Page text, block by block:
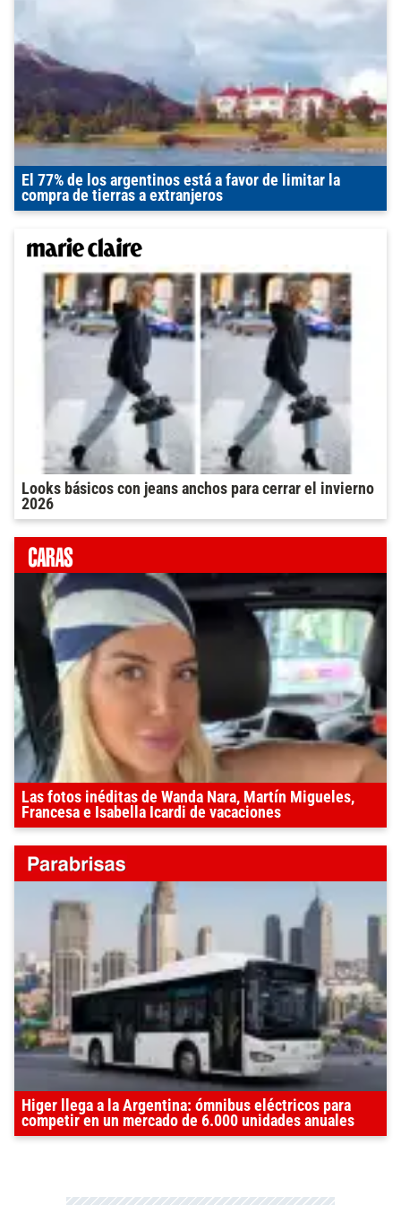
El 77% de los argentinos está a favor de limitar la
compra de tierras a extranjeros
Looks básicos con jeans anchos para cerrar el invierno
2026
Las fotos inéditas de Wanda Nara, Martín Migueles,
Francesa e Isabella Icardi de vacaciones
Higer llega a la Argentina: ómnibus eléctricos para
competir en un mercado de 6.000 unidades anuales